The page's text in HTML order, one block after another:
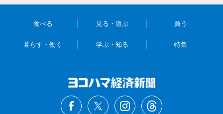
食べる 見る・遊ぶ 買う
暮らす・働く 学ぶ・知る 特集